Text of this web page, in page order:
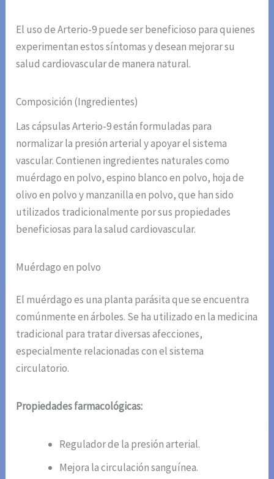
El uso de Arterio-9 puede ser beneficioso para quienes
experimentan estos síntomas y desean mejorar su
salud cardiovascular de manera natural.
Composición (Ingredientes)
Las cápsulas Arterio-9 están formuladas para
normalizar la presión arterial y apoyar el sistema
vascular. Contienen ingredientes naturales como
muérdago en polvo, espino blanco en polvo, hoja de
olivo en polvo y manzanilla en polvo, que han sido
utilizados tradicionalmente por sus propiedades
beneficiosas para la salud cardiovascular.
Muérdago en polvo
El muérdago es una planta parásita que se encuentra
comúnmente en árboles. Se ha utilizado en la medicina
tradicional para tratar diversas afecciones,
especialmente relacionadas con el sistema
circulatorio.
Propiedades farmacológicas:
Regulador de la presión arterial.
Mejora la circulación sanguínea.